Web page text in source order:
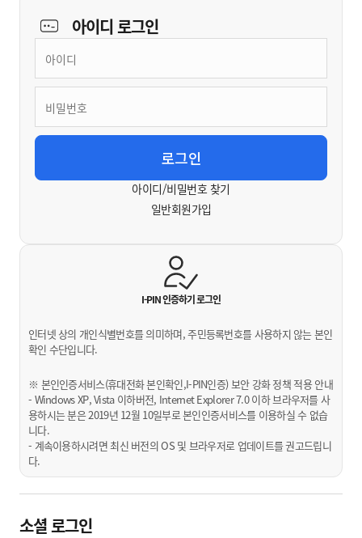
아이디로그인
아이디/비밀번호 찾기
일반회원가입
I-PIN 인증하기로그인
인터넷 상의 개인식별번호를 의미하며, 주민등록번호를 사용하지 않는 본인
확인 수단입니다.
※ 본인인증서비스(휴대전화 본인확인,I-PIN인증) 보안 강화 정책 적용 안내
- Windows XP, Vista 이하버전, Internet Explorer 7.0 이하 브라우저를 사
용하시는 분은 2019년 12월 10일부로 본인인증서비스를 이용하실 수 없습
니다.
- 계속이용하시려면 최신 버전의 OS 및 브라우저로 업데이트를 권고드립니
다.
소셜 로그인